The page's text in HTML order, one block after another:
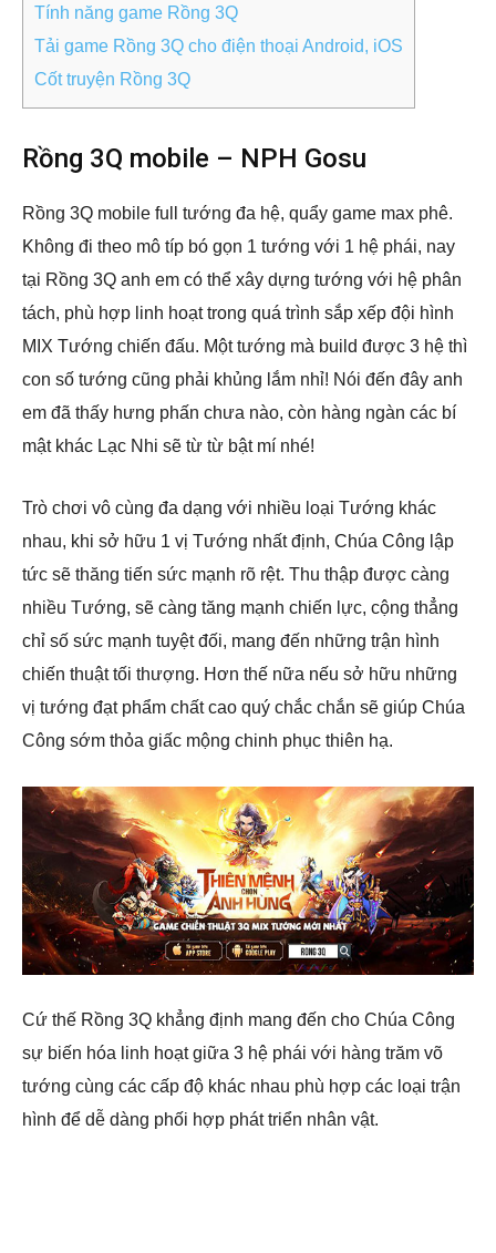
Tính năng game Rồng 3Q
Tải game Rồng 3Q cho điện thoại Android, iOS
Cốt truyện Rồng 3Q
Rồng 3Q mobile – NPH Gosu
Rồng 3Q mobile full tướng đa hệ, quẩy game max phê.
Không đi theo mô típ bó gọn 1 tướng với 1 hệ phái, nay
tại Rồng 3Q anh em có thể xây dựng tướng với hệ phân
tách, phù hợp linh hoạt trong quá trình sắp xếp đội hình
MIX Tướng chiến đấu. Một tướng mà build được 3 hệ thì
con số tướng cũng phải khủng lắm nhỉ! Nói đến đây anh
em đã thấy hưng phấn chưa nào, còn hàng ngàn các bí
mật khác Lạc Nhi sẽ từ từ bật mí nhé!
Trò chơi vô cùng đa dạng với nhiều loại Tướng khác
nhau, khi sở hữu 1 vị Tướng nhất định, Chúa Công lập
tức sẽ thăng tiến sức mạnh rõ rệt. Thu thập được càng
nhiều Tướng, sẽ càng tăng mạnh chiến lực, cộng thẳng
chỉ số sức mạnh tuyệt đối, mang đến những trận hình
chiến thuật tối thượng. Hơn thế nữa nếu sở hữu những
vị tướng đạt phẩm chất cao quý chắc chắn sẽ giúp Chúa
Công sớm thỏa giấc mộng chinh phục thiên hạ.
Cứ thế Rồng 3Q khẳng định mang đến cho Chúa Công
sự biến hóa linh hoạt giữa 3 hệ phái với hàng trăm võ
tướng cùng các cấp độ khác nhau phù hợp các loại trận
hình để dễ dàng phối hợp phát triển nhân vật.